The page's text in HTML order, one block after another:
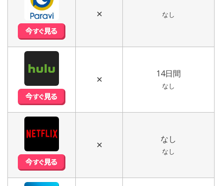
✕ なし
✕
14日間
なし
✕
なし
なし